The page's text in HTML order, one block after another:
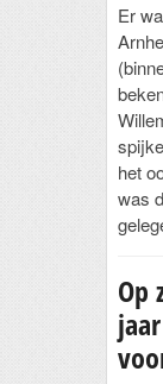
Er
het
was
Op